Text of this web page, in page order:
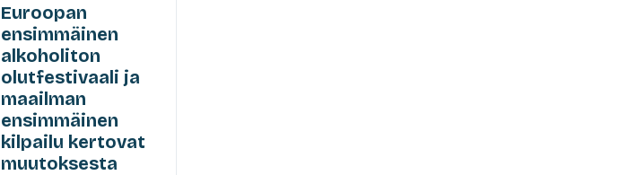
Euroopan
ensimmäinen
alkoholiton
olutfestivaali ja
maailman
ensimmäinen
kilpailu kertovat
muutoksesta